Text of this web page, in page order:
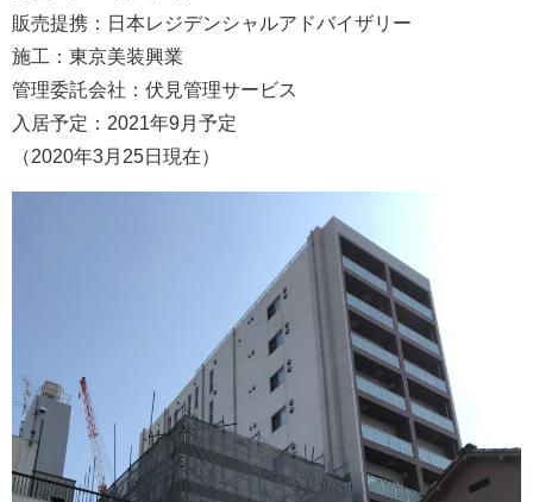
販売提携：日本レジデンシャルアドバイザリー
施工：東京美装興業
管理委託会社：伏見管理サービス
入居予定：2021年9月予定
（2020年3月25日現在）